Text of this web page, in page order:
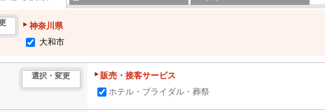
神奈川県
大和市
選択・変更
販売・接客サービス
ホテル・ブライダル・葬祭